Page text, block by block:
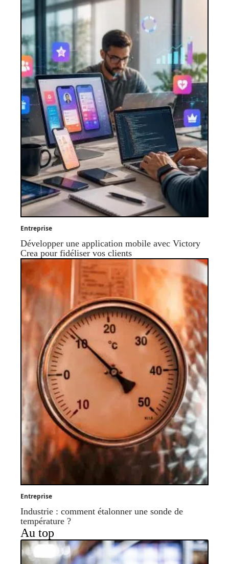
Entreprise
Développer une application mobile avec Victory
Crea pour fidéliser vos clients
Entreprise
Industrie : comment étalonner une sonde de
température ?
Au top